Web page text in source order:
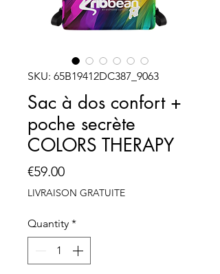
SKU: 65B19412DC387_9063
Sac à dos confort +
poche secrète
COLORS THERAPY
€59.00Price
LIVRAISON GRATUITE
Quantity *